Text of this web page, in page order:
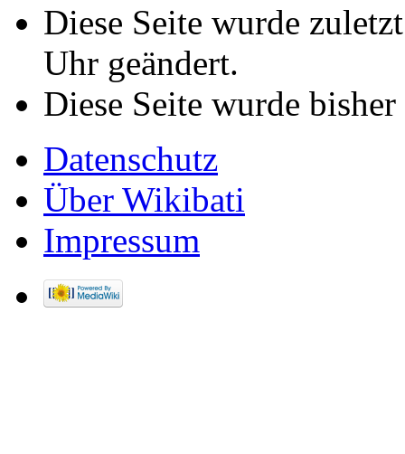
Diese Seite wurde
Uhr geändert.
Diese Seite wurde
Datenschutz
Über Wikibati
Impressum